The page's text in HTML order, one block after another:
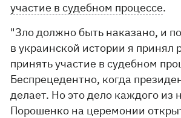
участие в судебном процессе.
"Зло должно быть наказано, и
в украинской истории я принял
принять участие в судебном
Беспрецедентно, когда
делает. Но это дело каждого из
Порошенко на церемонии